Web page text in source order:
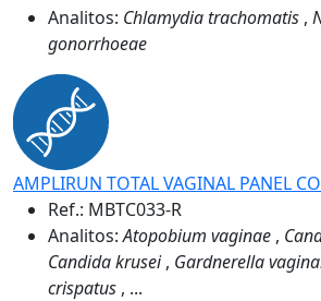
Analitos: Chlamydia trachomatis ,
gonorrhoeae
AMPLIRUN TOTAL VAGINAL PANEL
Ref.: MBTC033-R
Analitos:Atopobium vaginae ,
Candida krusei, Gardnerella
crispatus , ...